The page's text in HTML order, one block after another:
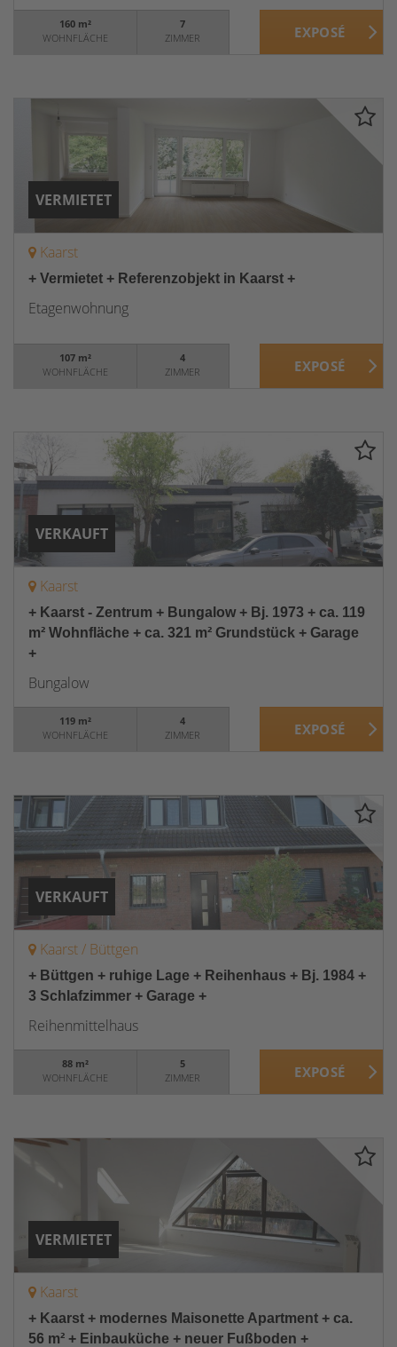
160 m²
WOHNFLÄCHE
7
ZIMMER
VERMIETET
Kaarst
+ Vermietet + Referenzobjekt in Kaarst +
Etagenwohnung
107 m²
WOHNFLÄCHE
4
ZIMMER
VERKAUFT
Kaarst
+ Kaarst - Zentrum + Bungalow + Bj. 1973 + ca. 119
m² Wohnfläche + ca. 321 m² Grundstück + Garage
+
Bungalow
119 m²
WOHNFLÄCHE
4
ZIMMER
VERKAUFT
Kaarst / Büttgen
+ Büttgen + ruhige Lage + Reihenhaus + Bj. 1984 +
3 Schlafzimmer + Garage +
Reihenmittelhaus
88 m²
WOHNFLÄCHE
5
ZIMMER
VERMIETET
Kaarst
+ Kaarst + modernes Maisonette Apartment + ca.
56 m² + Einbauküche + neuer Fußboden +